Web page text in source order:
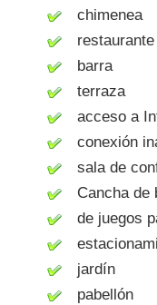
chimenea
restaurante
barra
terraza
acceso a
conexión
sala de
Cancha de
de juegos
jardín
pabellón